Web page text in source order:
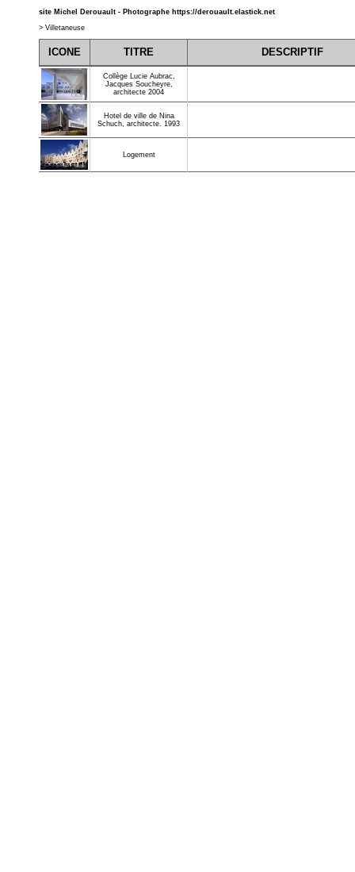
site Michel Derouault - Photographe https://derouault.elastick.net
> Villetaneuse
ICONE TITRE DESCRIPTIF
Collège Lucie Aubrac,
Jacques Soucheyre,
architecte 2004
Hotel de ville de Nina
Schuch, architecte. 1993
Logement